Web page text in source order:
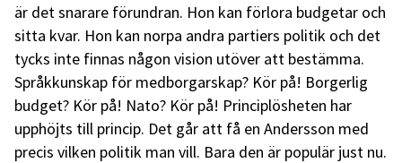
är det snarare förundran. Hon kan förlora budgetar och
sitta kvar. Hon kan norpa andra partiers politik och det
tycks inte finnas någon vision utöver att bestämma.
Språkkunskap för medborgarskap? Kör på! Borgerlig
budget? Kör på! Nato? Kör på! Principlösheten har
upphöjts till princip. Det går att få en Andersson med
precis vilken politik man vill. Bara den är populär just nu.